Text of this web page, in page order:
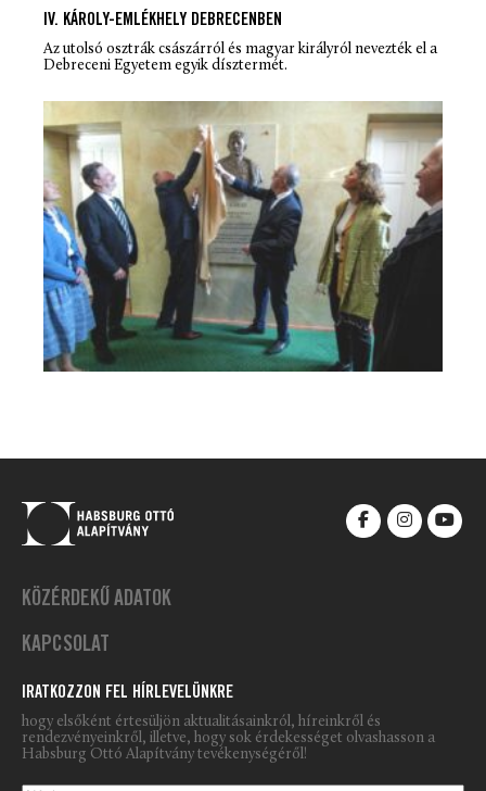
IV. KÁROLY-EMLÉKHELY DEBRECENBEN
Az utolsó osztrák császárról és magyar királyról nevezték el a
Debreceni Egyetem egyik dísztermét.
KÖZÉRDEKŰ ADATOK
KAPCSOLAT
IRATKOZZON FEL HÍRLEVELÜNKRE
hogy elsőként értesüljön aktualitásainkról, híreinkről és
rendezvényeinkről, illetve, hogy sok érdekességet olvashasson a
Habsburg Ottó Alapítvány tevékenységéről!